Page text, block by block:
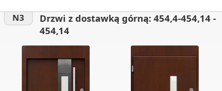
N3
Drzwi z dostawką górną: 454,4-454,14 -
454,14